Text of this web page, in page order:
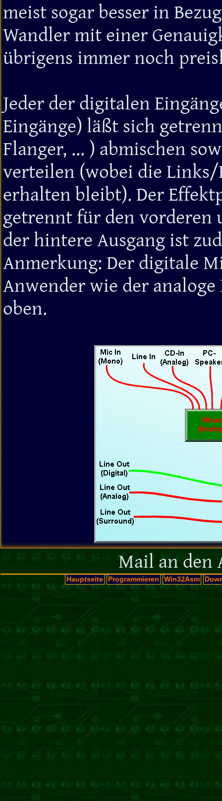
meist sogar besser in
Wandler mit einer
übrigens immer noch
Jeder der digitalen
Eingänge) läßt sich
Flanger, ... ) abmischen
verteilen (wobei die
erhalten bleibt). Der
getrennt für den vorderen
der hintere Ausgang ist
Anmerkung: Der digitale
Anwender wie der
oben.
Mail an den
Hauptseite Programmieren Win32Asm